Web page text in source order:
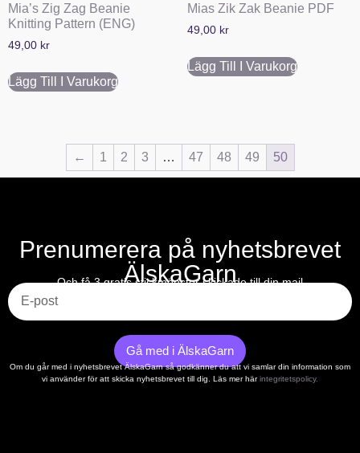
Mia’s Zig Zag Beanie
Knitting Pattern (ENG)
49,00 kr
Lägg Till I Varukorg
Mias Zik Zak Beanie PDF
49,00 kr
Lägg Till I Varukorg
← 1 2 3 … 47 48 49 50
Prenumerera på nyhetsbrevet
ÄlskaGarn
Och få 3 gratis stickmönster skickade till din mail
Gå med i ÄlskaGarn
Om du går med i nyhetsbrevet ÄlskaGarn så godkänner du att vi samlar din information som
vi använder för att skicka nyhetsbrevet till dig. Läs mer härintegritetspolicy.